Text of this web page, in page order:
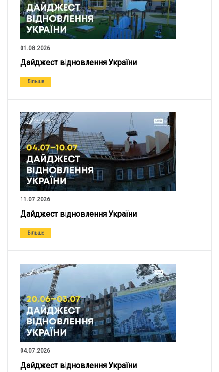
01.08.2026
Дайджест відновлення України
Більше
11.07.2026
Дайджест відновлення України
Більше
04.07.2026
Дайджест відновлення України